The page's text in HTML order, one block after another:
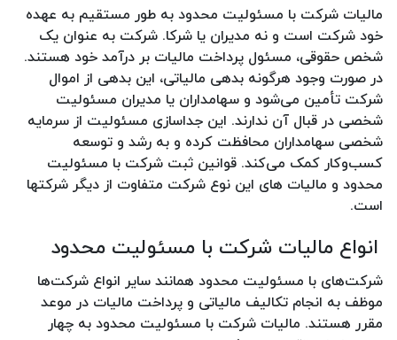
مالیات شرکت با مسئولیت محدود به طور مستقیم به عهده
خود شرکت است و نه مدیران یا شرکا. شرکت به عنوان یک
شخص حقوقی، مسئول پرداخت مالیات بر درآمد خود هستند.
در صورت وجود هرگونه بدهی مالیاتی، این بدهی از اموال
شرکت تأمین می‌شود و سهامداران یا مدیران مسئولیت
شخصی در قبال آن ندارند. این جداسازی مسئولیت از سرمایه
شخصی سهامداران محافظت کرده و به رشد و توسعه
کسب‌وکار کمک می‌کند. قوانین ثبت شرکت با مسئولیت
محدود و مالیات های این نوع شرکت متفاوت از دیگر شرکتها
است.
انواع مالیات شرکت با مسئولیت محدود
شرکت‌های با مسئولیت محدود همانند سایر انواع شرکت‌ها
موظف به انجام تکالیف مالیاتی و پرداخت مالیات در موعد
مقرر هستند. مالیات شرکت با مسئولیت محدود به چهار